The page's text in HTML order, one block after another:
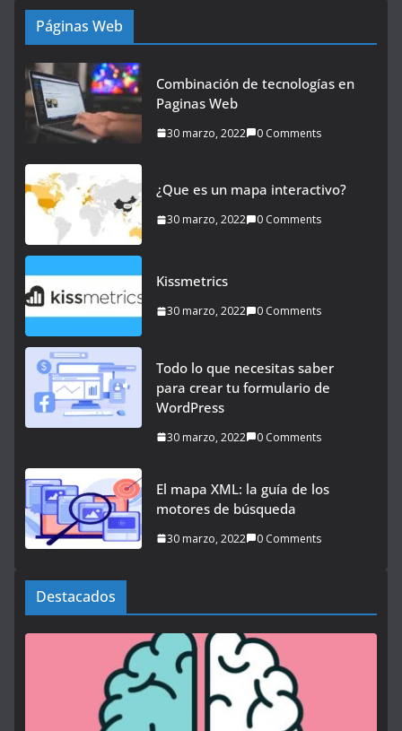
Páginas Web
Combinación de tecnologías en
Paginas Web
30 marzo, 2022 0 Comments
¿Que es un mapa interactivo?
30 marzo, 2022 0 Comments
Kissmetrics
30 marzo, 2022 0 Comments
Todo lo que necesitas saber
para crear tu formulario de
WordPress
30 marzo, 2022 0 Comments
El mapa XML: la guía de los
motores de búsqueda
30 marzo, 2022 0 Comments
Destacados